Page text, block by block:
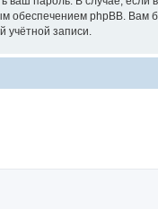
обеспечением phpBB. Вам
учётной записи.